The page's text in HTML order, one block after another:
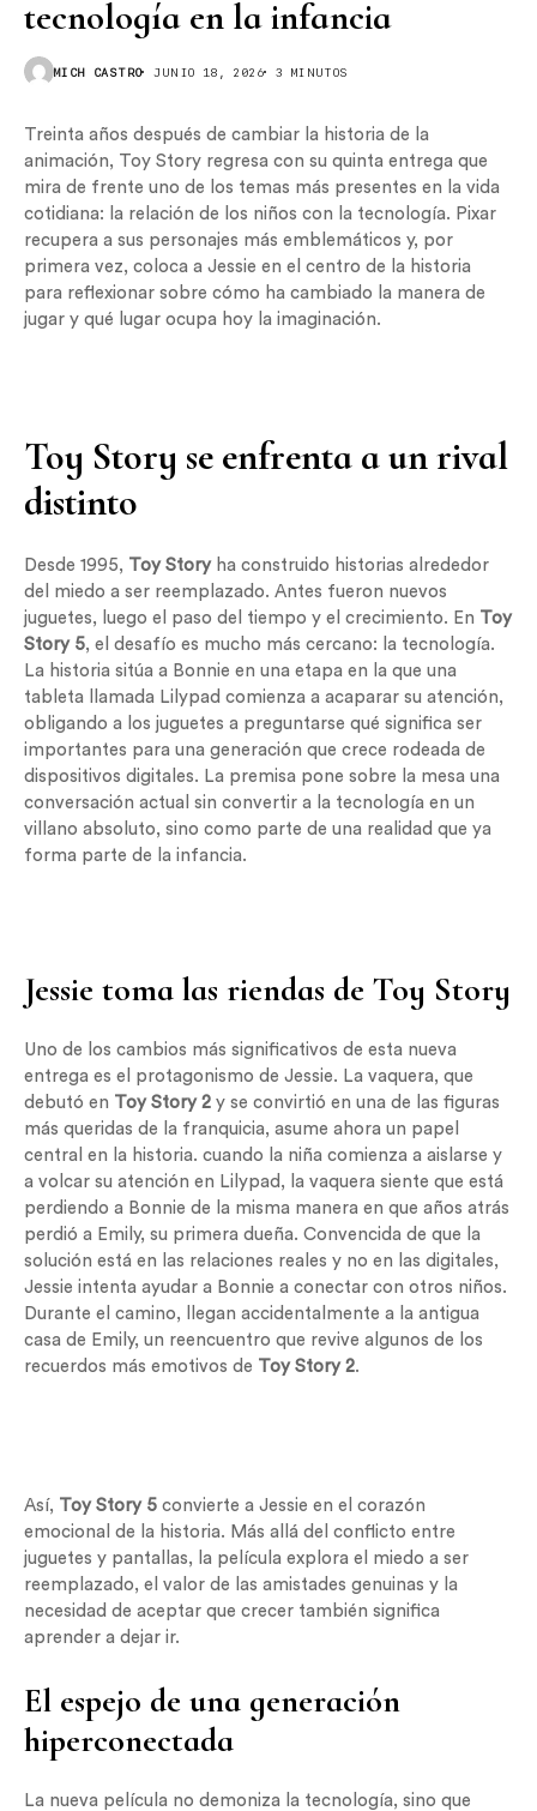
tecnología en la infancia
MICH CASTRO JUNIO 18, 2026 3 MINUTOS
Treinta años después de cambiar la historia de la
animación, Toy Story regresa con su quinta entrega que
mira de frente uno de los temas más presentes en la vida
cotidiana: la relación de los niños con la tecnología. Pixar
recupera a sus personajes más emblemáticos y, por
primera vez, coloca a Jessie en el centro de la historia
para reflexionar sobre cómo ha cambiado la manera de
jugar y qué lugar ocupa hoy la imaginación.
Toy Story se enfrenta a un rival
distinto
Desde 1995, Toy Storyha construido historias alrededor
del miedo a ser reemplazado. Antes fueron nuevos
juguetes, luego el paso del tiempo y el crecimiento. En Toy
Story 5, el desafío es mucho más cercano: la tecnología.
La historia sitúa a Bonnie en una etapa en la que una
tableta llamada Lilypad comienza a acaparar su atención,
obligando a los juguetes a preguntarse qué significa ser
importantes para una generación que crece rodeada de
dispositivos digitales. La premisa pone sobre la mesa una
conversación actual sin convertir a la tecnología en un
villano absoluto, sino como parte de una realidad que ya
forma parte de la infancia.
Jessie toma las riendas de Toy Story
Uno de los cambios más significativos de esta nueva
entrega es el protagonismo de Jessie. La vaquera, que
debutó en Toy Story 2 y se convirtió en una de las figuras
más queridas de la franquicia, asume ahora un papel
central en la historia. cuando la niña comienza a aislarse y
a volcar su atención en Lilypad, la vaquera siente que está
perdiendo a Bonnie de la misma manera en que años atrás
perdió a Emily, su primera dueña. Convencida de que la
solución está en las relaciones reales y no en las digitales,
Jessie intenta ayudar a Bonnie a conectar con otros niños.
Durante el camino, llegan accidentalmente a la antigua
casa de Emily, un reencuentro que revive algunos de los
recuerdos más emotivos de Toy Story 2.
Así, Toy Story 5 convierte a Jessie en el corazón
emocional de la historia. Más allá del conflicto entre
juguetes y pantallas, la película explora el miedo a ser
reemplazado, el valor de las amistades genuinas y la
necesidad de aceptar que crecer también significa
aprender a dejar ir.
El espejo de una generación
hiperconectada
La nueva película no demoniza la tecnología, sino que